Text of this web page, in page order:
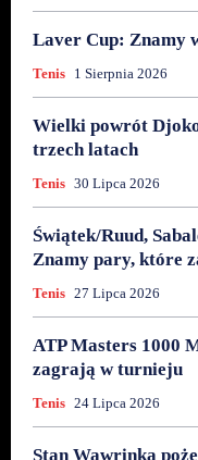
Laver Cup: Znamy
Tenis 1 Sierpnia 2026
Wielki powrót
trzech latach
Tenis 30 Lipca 2026
Świątek/Ruud,
Znamy pary, które
Tenis 27 Lipca 2026
ATP Masters 1000
zagrają w turnieju
Tenis 24 Lipca 2026
Stan Wawrinka